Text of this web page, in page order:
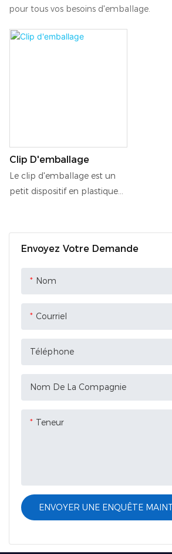
pour tous vos besoins d'emballage.
Envoyez Votre Demande
Nom
Courriel
Téléphone
Nom De La Compagnie
Teneur
ENVOYER UNE ENQUÊTE
Clip D'emballage
Le clip d'emballage est un
petit dispositif en plastique
le transport. Il constitue un
moyen simple et efficace
d'empêcher les objets de
dans l'emballage.